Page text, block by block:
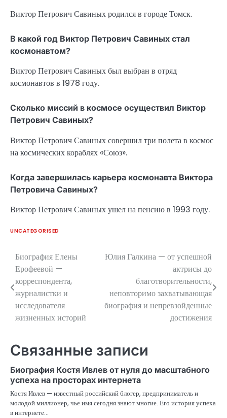
Виктор Петрович Савиных родился в городе Томск.
В какой год Виктор Петрович Савиных стал
космонавтом?
Виктор Петрович Савиных был выбран в отряд
космонавтов в 1978 году.
Сколько миссий в космосе осуществил Виктор
Петрович Савиных?
Виктор Петрович Савиных совершил три полета в космос
на космических кораблях «Союз».
Когда завершилась карьера космонавта Виктора
Петровича Савиных?
Виктор Петрович Савиных ушел на пенсию в 1993 году.
UNCATEGORISED
Навигация
по
записям
Биография Елены
Ерофеевой —
корреспондента,
журналистки и
исследователя
жизненных историй
Юлия Галкина — от успешной
актрисы до
благотворительности,
неповторимо захватывающая
биография и непревзойденные
достижения
Связанные записи
Биография Костя Ивлев от нуля до масштабного
успеха на просторах интернета
Костя Ивлев — известный российский блогер, предприниматель и
молодой миллионер, чье имя сегодня знают многие. Его история успеха
в интернете…